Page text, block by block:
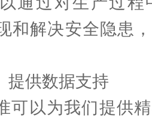
和解决安全隐患
供数据支持
以为我们提供精